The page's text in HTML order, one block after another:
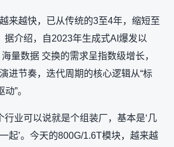
来越快，已从传统的3至4年，缩短至
据介绍，自2023年生成式AI爆发以
量数据 交换的需求呈指数级增长，
进节奏，迭代周期的核心逻辑从“标
”。
行业可以说就是个组装厂，基本是‘几
起’。今天的800G/1.6T模块，越来越